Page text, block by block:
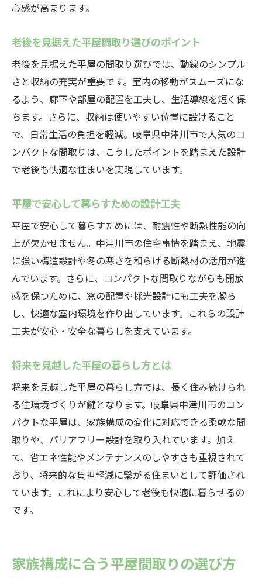
心感が高まります。
老後を見据えた平屋間取り選びのポイント
老後を見据えた平屋の間取り選びでは、動線のシンプル
さと収納の充実が重要です。室内の移動がスムーズにな
るよう、廊下や部屋の配置を工夫し、生活導線を短く保
ちます。さらに、収納は使いやすい位置に設けること
で、日常生活の負担を軽減。岐阜県中津川市で人気のコ
ンパクトな間取りは、こうしたポイントを踏まえた設計
で老後も快適な住まいを実現しています。
平屋で安心して暮らすための設計工夫
平屋で安心して暮らすためには、耐震性や断熱性能の向
上が欠かせません。中津川市の住宅事情を踏まえ、地震
に強い構造設計や冬の寒さを和らげる断熱材の活用が進
んでいます。さらに、コンパクトな間取りながらも開放
感を保つために、窓の配置や採光設計にも工夫を凝ら
し、快適な室内環境を作り出しています。これらの設計
工夫が安心・安全な暮らしを支えています。
将来を見越した平屋の暮らし方とは
将来を見越した平屋の暮らし方では、長く住み続けられ
る住環境づくりが鍵となります。岐阜県中津川市のコン
パクトな平屋は、家族構成の変化に対応できる柔軟な間
取りや、バリアフリー設計を取り入れています。加え
て、省エネ性能やメンテナンスのしやすさも重視されて
おり、将来的な負担軽減に繋がる住まいとして評価され
ています。これにより安心して老後も快適に暮らせるの
です。
家族構成に合う平屋間取りの選び方